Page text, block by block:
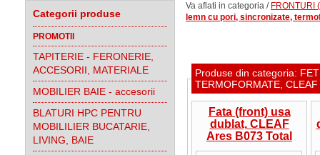
Categorii produse
PROMOTII
TAPITERIE - FERONERIE,
ACCESORII, MATERIALE
MOBILIER BAIE - accesorii
BLATURI HPC PENTRU
MOBILILIER BUCATARIE,
LIVING, BAIE
Va aflati in categoria / FRONTURI
lemn cu pori, sincronizate,
Produse din categoria:
TERMOFORMATE, CLEAF
Fata (front) usa
dublat, CLEAF
Ares B073 Total
White, 36 mm, cant